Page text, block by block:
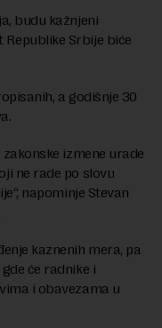
budu kažnjeni
Srbije biće
a godišnje 30
izmene urade
ne rade po slovu
napominje Stevan
kaznenih mera, pa
će radnike i
i obavezama u